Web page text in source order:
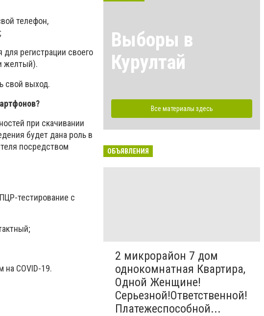
телефон,
регистрации своего
желтый).
свой выход.
при скачивании
будет дана роль в
посредством
тестирование с
на COVID-19.
Выборы в
Курултай
Все материалы здесь
ОБЪЯВЛЕНИЯ
2 микрорайон 7 дом
однокомнатная Квартира,
Одной Женщине!
Серьезной!Ответственной!
Платежеспособной...